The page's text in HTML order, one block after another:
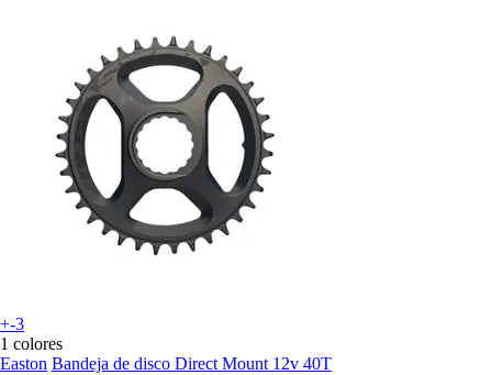
+-3
1 colores
Easton Bandeja de disco Direct Mount 12v 40T